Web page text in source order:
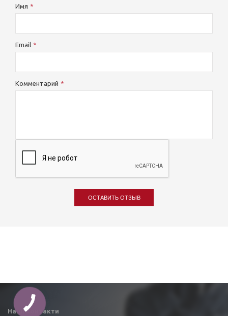
Имя
Email
Комментарий
ОСТАВИТЬ ОТЗЫВ
Наші контакти